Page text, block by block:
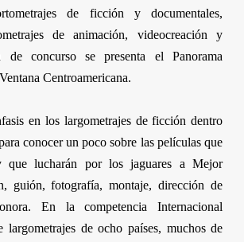
de ficción y documentales,
de animación, videocreación y
de concurso se presenta el Panorama
Centroamericana.
en los largometrajes de ficción dentro
conocer un poco sobre las películas que
que lucharán por los jaguares a Mejor
guión, fotografía, montaje, dirección de
En la competencia Internacional
largometrajes de ocho países, muchos de